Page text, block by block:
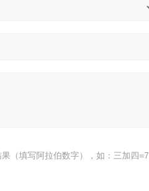
（填写阿拉伯数字），如：三加四=7